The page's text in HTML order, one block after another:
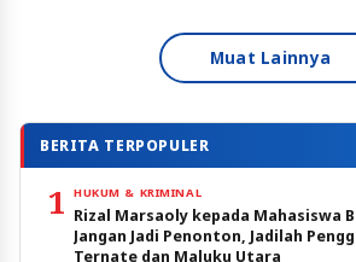
Muat Lainnya
BERITA TERPOPULER
1 HUKUM & KRIMINAL
Rizal Marsaoly kepada Mahasiswa
Jangan Jadi Penonton, Jadilah
Ternate dan Maluku Utara